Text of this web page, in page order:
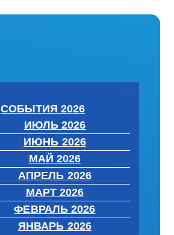
СОБЫТИЯ 2026
ИЮЛЬ 2026
ИЮНЬ 2026
МАЙ 2026
АПРЕЛЬ 2026
МАРТ 2026
ФЕВРАЛЬ 2026
ЯНВАРЬ 2026